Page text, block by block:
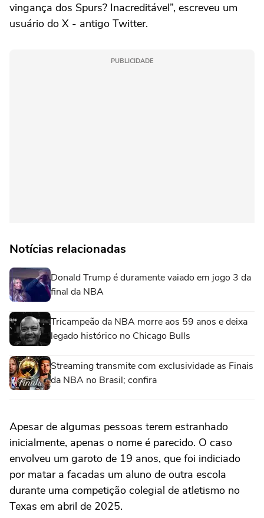
vingança dos Spurs? Inacreditável”, escreveu um
usuário do X - antigo Twitter.
PUBLICIDADE
Notícias relacionadas
Donald Trump é duramente vaiado em jogo 3 da
final da NBA
Tricampeão da NBA morre aos 59 anos e deixa
legado histórico no Chicago Bulls
Streaming transmite com exclusividade as Finais
da NBA no Brasil; confira
Apesar de algumas pessoas terem estranhado
inicialmente, apenas o nome é parecido. O caso
envolveu um garoto de 19 anos, que foi indiciado
por matar a facadas um aluno de outra escola
durante uma competição colegial de atletismo no
Texas em abril de 2025.